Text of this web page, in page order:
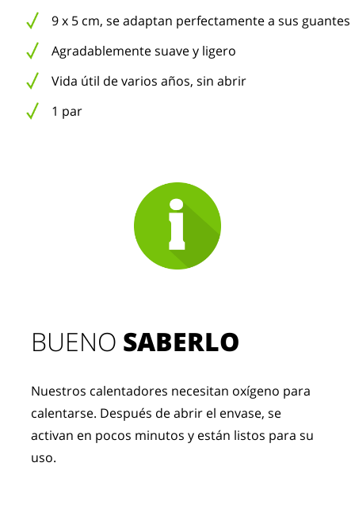
9 x 5 cm, se adaptan perfectamente a sus guantes
Agradablemente suave y ligero
Vida útil de varios años, sin abrir
1 par
BUENO SABERLO
Nuestros calentadores necesitan oxígeno para
calentarse. Después de abrir el envase, se
activan en pocos minutos y están listos para su
uso.